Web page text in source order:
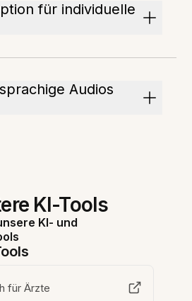
für individuelle
Audios
KI-Tools
KI- und
für Ärzte